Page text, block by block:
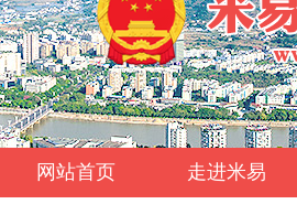
网站首页 走进米易